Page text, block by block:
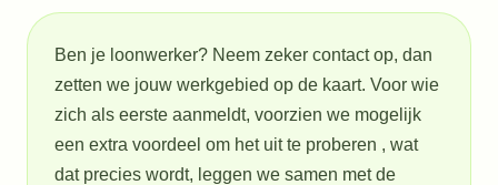
Ben je loonwerker? Neem zeker contact op, dan
zetten we jouw werkgebied op de kaart. Voor wie
zich als eerste aanmeldt, voorzien we mogelijk
een extra voordeel om het uit te proberen , wat
dat precies wordt, leggen we samen met de